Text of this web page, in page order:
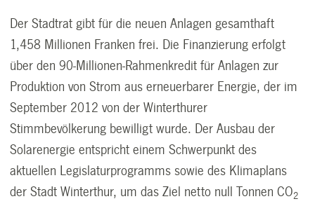
Der Stadtrat gibt für die neuen Anlagen gesamthaft
1,458 Millionen Franken frei. Die Finanzierung erfolgt
über den 90-Millionen-Rahmenkredit für Anlagen zur
Produktion von Strom aus erneuerbarer Energie, der im
September 2012 von der Winterthurer
Stimmbevölkerung bewilligt wurde. Der Ausbau der
Solarenergie entspricht einem Schwerpunkt des
aktuellen Legislaturprogramms sowie des Klimaplans
der Stadt Winterthur, um das Ziel netto null Tonnen CO2